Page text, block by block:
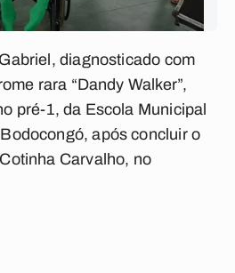
diagnosticado com
rara “Dandy Walker”,
pré-1, da Escola Municipal
após concluir o
Carvalho, no